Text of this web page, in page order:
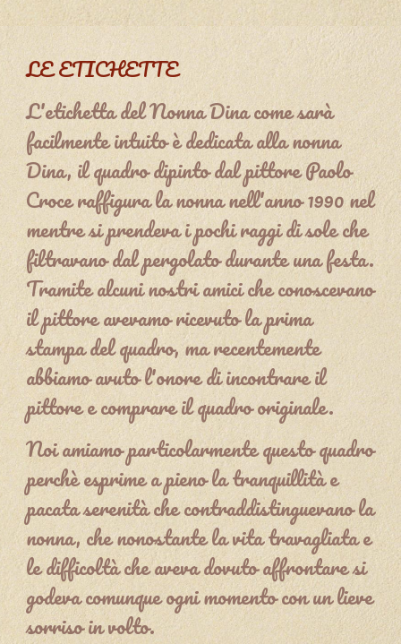
LE ETICHETTE
L'etichetta del Nonna Dina come sarà
facilmente intuito è dedicata alla nonna
Dina, il quadro dipinto dal pittore Paolo
Croce raffigura la nonna nell'anno 1990 nel
mentre si prendeva i pochi raggi di sole che
filtravano dal pergolato durante una festa.
Tramite alcuni nostri amici che conoscevano
il pittore avevamo ricevuto la prima
stampa del quadro, ma recentemente
abbiamo avuto l'onore di incontrare il
pittore e comprare il quadro originale.
Noi amiamo particolarmente questo quadro
perchè esprime a pieno la tranquillità e
pacata serenità che contraddistinguevano la
nonna, che nonostante la vita travagliata e
le difficoltà che aveva dovuto affrontare si
godeva comunque ogni momento con un lieve
sorriso in volto.